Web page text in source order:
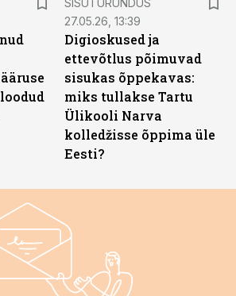
SISUTURUNDUS
27.05.26, 13:39
Digioskused ja
ettevõtlus põimuvad
sisukas õppekavas:
miks tullakse Tartu
Ülikooli Narva
kolledžisse õppima üle
Eesti?